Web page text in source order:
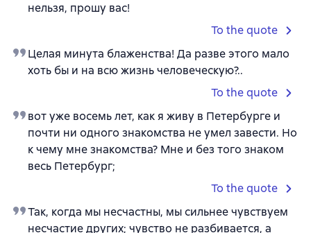
нельзя, прошу вас!
To the quote
Целая минута блаженства! Да разве этого мало
хоть бы и на всю жизнь человеческую?..
To the quote
вот уже восемь лет, как я живу в Петербурге и
почти ни одного знакомства не умел завести. Но
к чему мне знакомства? Мне и без того знаком
весь Петербург;
To the quote
Так, когда мы несчастны, мы сильнее чувствуем
несчастие других; чувство не разбивается, а